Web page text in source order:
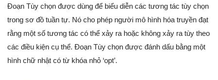
Đoạn Tùy chọn được dùng để biểu diễn các tương tác tùy chọn
trong sơ đồ tuần tự. Nó cho phép người mô hình hóa truyền đạt
rằng một số tương tác có thể xảy ra hoặc không xảy ra tùy theo
các điều kiện cụ thể. Đoạn Tùy chọn được đánh dấu bằng một
hình chữ nhật có từ khóa nhỏ ‘opt’.